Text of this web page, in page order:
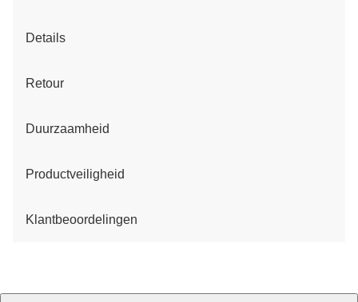
Details
Retour
Duurzaamheid
Productveiligheid
Klantbeoordelingen